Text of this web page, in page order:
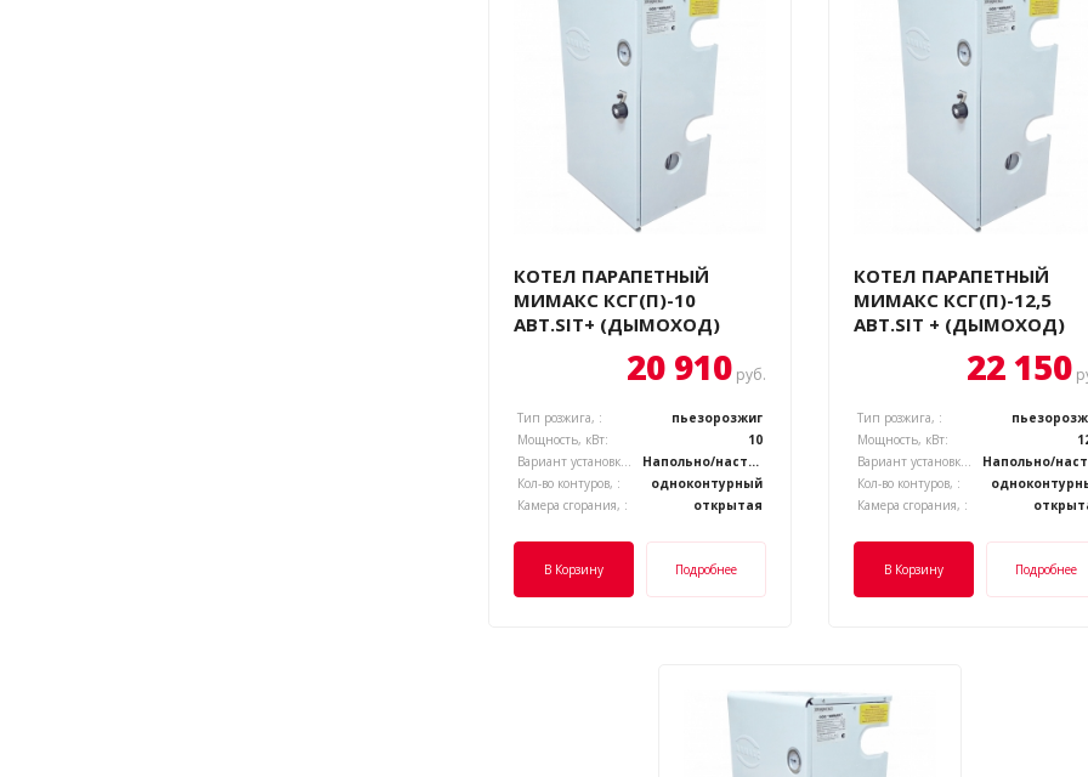
КОТЕЛ ПАРАПЕТНЫЙ
МИМАКС КСГ(П)-10
АВТ.SIT+ (ДЫМОХОД)
20 910руб.
Тип розжига, :
пьезорозжиг
Мощность, кВт:
10
Вариант установки котла, :
Напольно/настенный
Кол-во контуров, :
одноконтурный
Камера сгорания, :
открытая
В Корзину Подробнее
КОТЕЛ ПАРАПЕТНЫЙ
МИМАКС КСГ(П)-12,5
АВТ.SIT + (ДЫМОХОД)
22 150
Тип розжига, :
Мощность, кВт:
Вариант установки котла, :
Кол-во контуров, :
Камера сгорания, :
В Корзину Подробнее